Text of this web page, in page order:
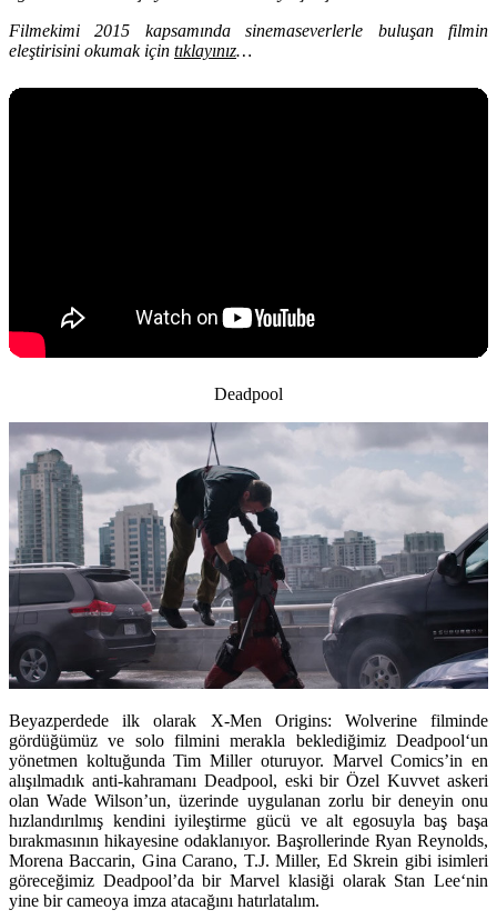
Filmekimi 2015 kapsamında sinemaseverlerle buluşan filmin
eleştirisini okumak için tıklayınız…
Deadpool
Beyazperdede ilk olarak X-Men Origins: Wolverinefilminde
gördüğümüz ve solo filmini merakla beklediğimiz Deadpool‘un
yönetmen koltuğundaTim Milleroturuyor. Marvel Comics’in en
alışılmadık anti-kahramanı Deadpool, eski bir Özel Kuvvet askeri
olan Wade Wilson’un, üzerinde uygulanan zorlu bir deneyin onu
hızlandırılmış kendini iyileştirme gücü ve alt egosuyla baş başa
bırakmasının hikayesine odaklanıyor. Başrollerinde Ryan Reynolds,
Morena Baccarin, Gina Carano, T.J. Miller, Ed Skrein gibi isimleri
göreceğimiz Deadpool’da bir Marvel klasiği olarak Stan Lee‘nin
yine bir cameoya imza atacağını hatırlatalım.